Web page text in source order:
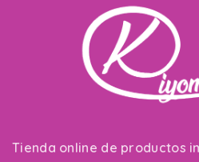
Tienda online de productos